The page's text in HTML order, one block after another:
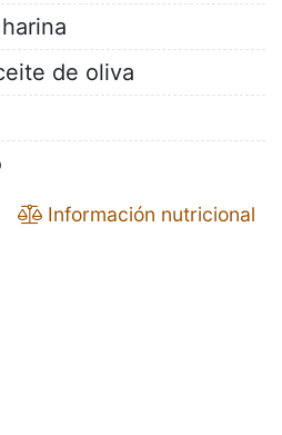
de oliva
Información nutricional